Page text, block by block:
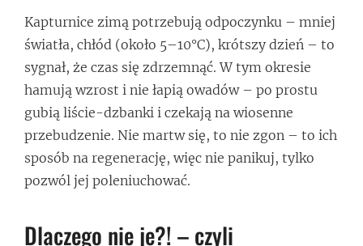
Kapturnice zimą potrzebują odpoczynku – mniej
światła, chłód (około 5–10°C), krótszy dzień – to
sygnał, że czas się zdrzemnąć. W tym okresie
hamują wzrost i nie łapią owadów – po prostu
gubią liście-dzbanki i czekają na wiosenne
przebudzenie. Nie martw się, to nie zgon – to ich
sposób na regenerację, więc nie panikuj, tylko
pozwól jej poleniuchować.
Dlaczego nie je?! – czyli